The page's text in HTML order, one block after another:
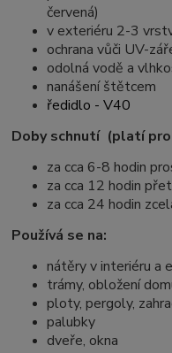
červená)
v exteriéru 2-3
ochrana vůči UV-
odolná vodě a
nanášení štětcem
ředidlo - V40
Doby schnutí (platí
za cca 6-8 hodin
za cca 12 hodin
za cca 24 hodin
Používá se na:
nátěry v interiéru a
trámy, obložení
ploty, pergoly,
palubky
dveře, okna